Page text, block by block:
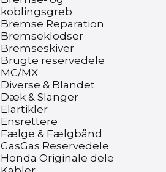
koblingsgreb
Bremse Reparation
Bremseklodser
Bremseskiver
Brugte reservedele
MC/MX
Diverse & Blandet
Dæk & Slanger
Elartikler
Ensrettere
Fælge & Fælgbånd
GasGas Reservedele
Honda Originale dele